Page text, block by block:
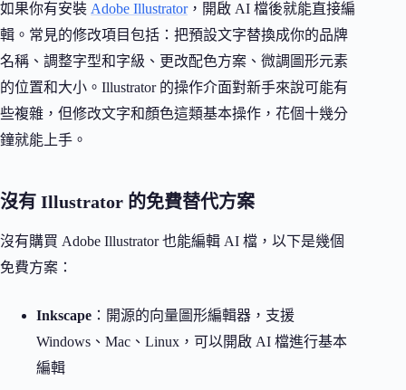
如果你有安裝 Adobe Illustrator，開啟 AI 檔後就能直接編
輯。常見的修改項目包括：把預設文字替換成你的品牌
名稱、調整字型和字級、更改配色方案、微調圖形元素
的位置和大小。Illustrator 的操作介面對新手來說可能有
些複雜，但修改文字和顏色這類基本操作，花個十幾分
鐘就能上手。
沒有 Illustrator 的免費替代方案
沒有購買 Adobe Illustrator 也能編輯 AI 檔，以下是幾個
免費方案：
Inkscape ：開源的向量圖形編輯器，支援
Windows、Mac、Linux，可以開啟 AI 檔進行基本
編輯